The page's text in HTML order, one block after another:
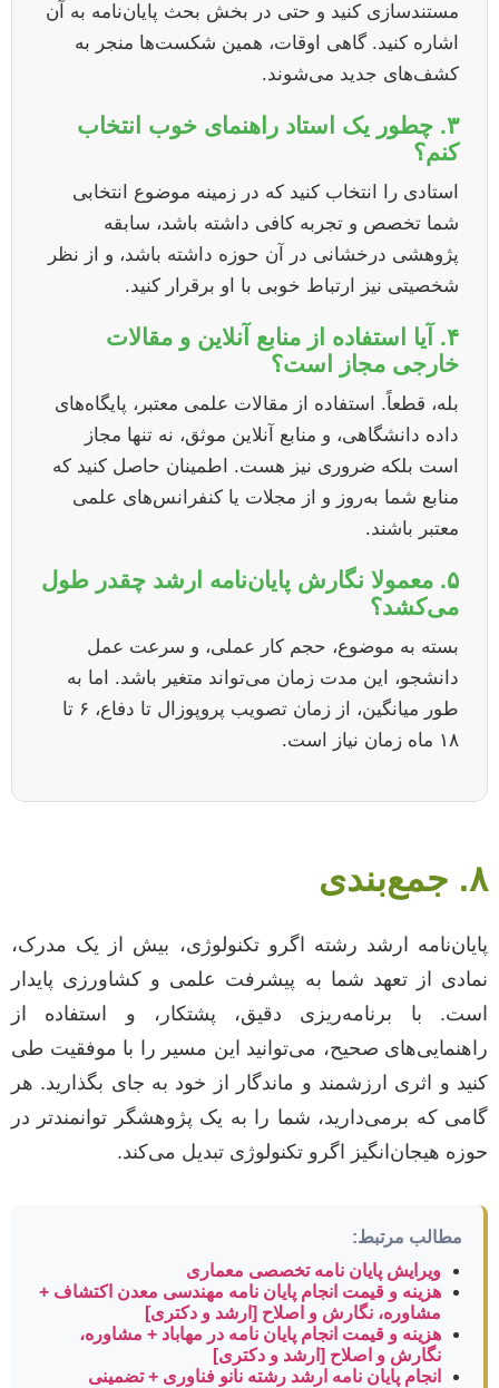
مستندسازی کنید و حتی در بخش بحث پایان‌نامه به آن
اشاره کنید. گاهی اوقات، همین شکست‌ها منجر به
کشف‌های جدید می‌شوند.
۳. چطور یک استاد راهنمای خوب انتخاب
کنم؟
استادی را انتخاب کنید که در زمینه موضوع انتخابی
شما تخصص و تجربه کافی داشته باشد، سابقه
پژوهشی درخشانی در آن حوزه داشته باشد، و از نظر
شخصیتی نیز ارتباط خوبی با او برقرار کنید.
۴. آیا استفاده از منابع آنلاین و مقالات
خارجی مجاز است؟
بله، قطعاً. استفاده از مقالات علمی معتبر، پایگاه‌های
داده دانشگاهی، و منابع آنلاین موثق، نه تنها مجاز
است بلکه ضروری نیز هست. اطمینان حاصل کنید که
منابع شما به‌روز و از مجلات یا کنفرانس‌های علمی
معتبر باشند.
۵. معمولا نگارش پایان‌نامه ارشد چقدر طول
می‌کشد؟
بسته به موضوع، حجم کار عملی، و سرعت عمل
دانشجو، این مدت زمان می‌تواند متغیر باشد. اما به
طور میانگین، از زمان تصویب پروپوزال تا دفاع، ۶ تا
۱۸ ماه زمان نیاز است.
۸. جمع‌بندی
پایان‌نامه ارشد رشته اگرو تکنولوژی، بیش از یک مدرک،
نمادی از تعهد شما به پیشرفت علمی و کشاورزی پایدار
است. با برنامه‌ریزی دقیق، پشتکار، و استفاده از
راهنمایی‌های صحیح، می‌توانید این مسیر را با موفقیت طی
کنید و اثری ارزشمند و ماندگار از خود به جای بگذارید. هر
گامی که برمی‌دارید، شما را به یک پژوهشگر توانمندتر در
حوزه هیجان‌انگیز اگرو تکنولوژی تبدیل می‌کند.
مطالب مرتبط:
ویرایش پایان نامه تخصصی معماری
هزینه و قیمت انجام پایان نامه مهندسی معدن اکتشاف +
مشاوره، نگارش و اصلاح [ارشد و دکتری]
هزینه و قیمت انجام پایان نامه در مهاباد + مشاوره،
نگارش و اصلاح [ارشد و دکتری]
انجام پایان نامه ارشد رشته نانو فناوری + تضمینی